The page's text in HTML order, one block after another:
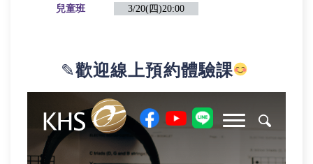
兒童班
3/20(四)20:00
✎歡迎線上預約體驗課